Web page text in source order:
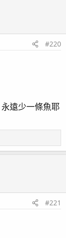
年了大
#220
遠少一條魚耶
#221